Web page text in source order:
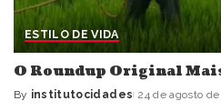
ESTILO DE VIDA
O Roundup Original
Posted
By institutocidades 24 de agosto